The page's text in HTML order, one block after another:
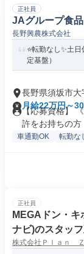
正社員
JAグループ食
長野興農株式会社
⭐転勤なし✨土
定基盤）
長野県須坂市大
月給22万円～
【応募資格】
許をお持ちの方
車通勤OK 転勤な
正社員
MEGAドン・
ナビ)のスタッ
株式会社Ｐｌａｎ Ｚ